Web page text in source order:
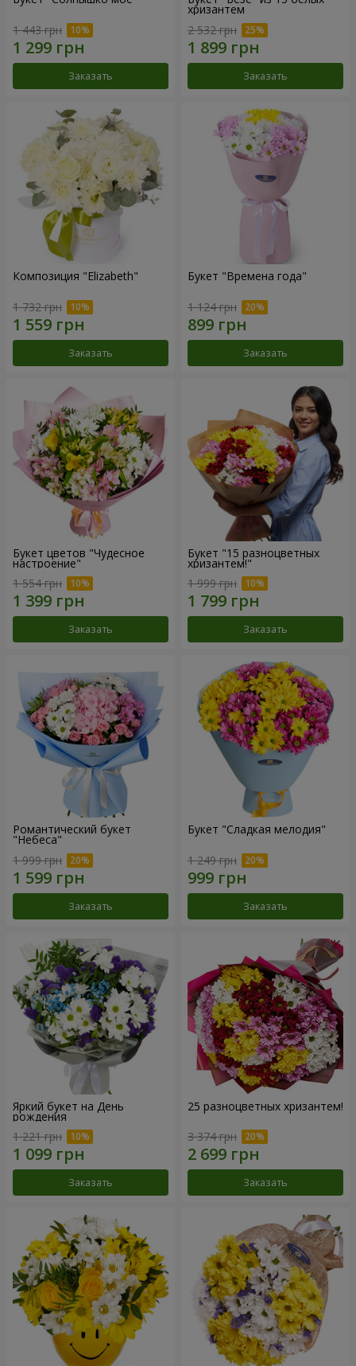
1 443 грн
Заказать
хризантем
2 532 грн
Заказать
Композиция "Elizabeth"
1 732 грн
Заказать
Букет "Времена года"
1 124 грн
Заказать
Букет цветов "Чудесное
настроение"
1 554 грн
Заказать
Букет "15 разноцветных
хризантем!"
1 999 грн
Заказать
Романтический букет
"Небеса"
1 999 грн
Заказать
Букет "Сладкая мелодия"
1 249 грн
Заказать
Яркий букет на День
рождения
1 221 грн
Заказать
25 разноцветных хризантем!
3 374 грн
Заказать